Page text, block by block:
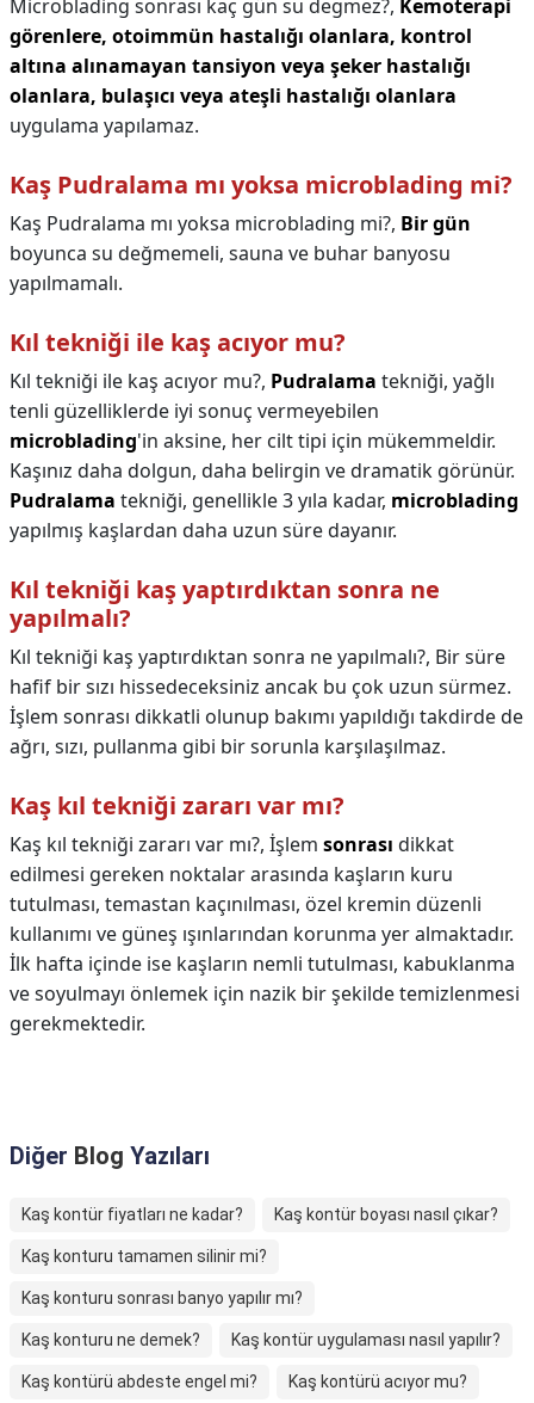
Microblading sonrası kaç gün su degmez?, Kemoterapi
görenlere, otoimmün hastalığı olanlara, kontrol
altına alınamayan tansiyon veya şeker hastalığı
olanlara, bulaşıcı veya ateşli hastalığı olanlara
uygulama yapılamaz.
Kaş Pudralama mı yoksa microblading mi?
Kaş Pudralama mı yoksa microblading mi?, Bir gün
boyunca su değmemeli, sauna ve buhar banyosu
yapılmamalı.
Kıl tekniği ile kaş acıyor mu?
Kıl tekniği ile kaş acıyor mu?, Pudralama tekniği, yağlı
tenli güzelliklerde iyi sonuç vermeyebilen
microblading'in aksine, her cilt tipi için mükemmeldir.
Kaşınız daha dolgun, daha belirgin ve dramatik görünür.
Pudralama tekniği, genellikle 3 yıla kadar, microblading
yapılmış kaşlardan daha uzun süre dayanır.
Kıl tekniği kaş yaptırdıktan sonra ne
yapılmalı?
Kıl tekniği kaş yaptırdıktan sonra ne yapılmalı?, Bir süre
hafif bir sızı hissedeceksiniz ancak bu çok uzun sürmez.
İşlem sonrası dikkatli olunup bakımı yapıldığı takdirde de
ağrı, sızı, pullanma gibi bir sorunla karşılaşılmaz.
Kaş kıl tekniği zararı var mı?
Kaş kıl tekniği zararı var mı?, İşlem sonrası dikkat
edilmesi gereken noktalar arasında kaşların kuru
tutulması, temastan kaçınılması, özel kremin düzenli
kullanımı ve güneş ışınlarından korunma yer almaktadır.
İlk hafta içinde ise kaşların nemli tutulması, kabuklanma
ve soyulmayı önlemek için nazik bir şekilde temizlenmesi
gerekmektedir.
Diğer Blog Yazıları
Kaş kontür fiyatları ne kadar? Kaş kontür boyası nasıl çıkar?
Kaş konturu tamamen silinir mi?
Kaş konturu sonrası banyo yapılır mı?
Kaş konturu ne demek? Kaş kontür uygulaması nasıl yapılır?
Kaş kontürü abdeste engel mi? Kaş kontürü acıyor mu?